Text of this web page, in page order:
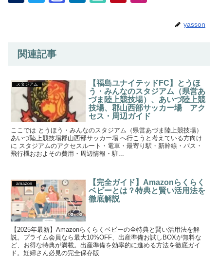
yasson
関連記事
スタジアム
【福島ユナイテッドFC】とうほ
う・みんなのスタジアム（県営あ
づま陸上競技場）、あいづ陸上競
技場、郡山西部サッカー場 アク
セス・周辺ガイド
ここでは とうほう・みんなのスタジアム（県営あづま陸上競技場）
あいづ陸上競技場郡山西部サッカー場 へ行こうと考えている方向け
に スタジアムのアクセスルート・電車・最寄り駅・新幹線・バス・
飛行機おおよその費用・周辺情報・駐...
amazon
【完全ガイド】Amazonらくらく
ベビーとは？特典と賢い活用法を
徹底解説
【2025年最新】Amazonらくらくベビーの全特典と賢い活用法を解
説。プライム会員なら最大10%OFF、出産準備お試しBOXが無料な
ど、お得な特典が満載。出産準備を効率的に進める方法を徹底ガイ
ド。妊婦さん必見の完全保存版